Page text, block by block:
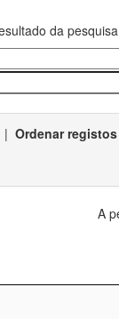
da
| Ordenar
A